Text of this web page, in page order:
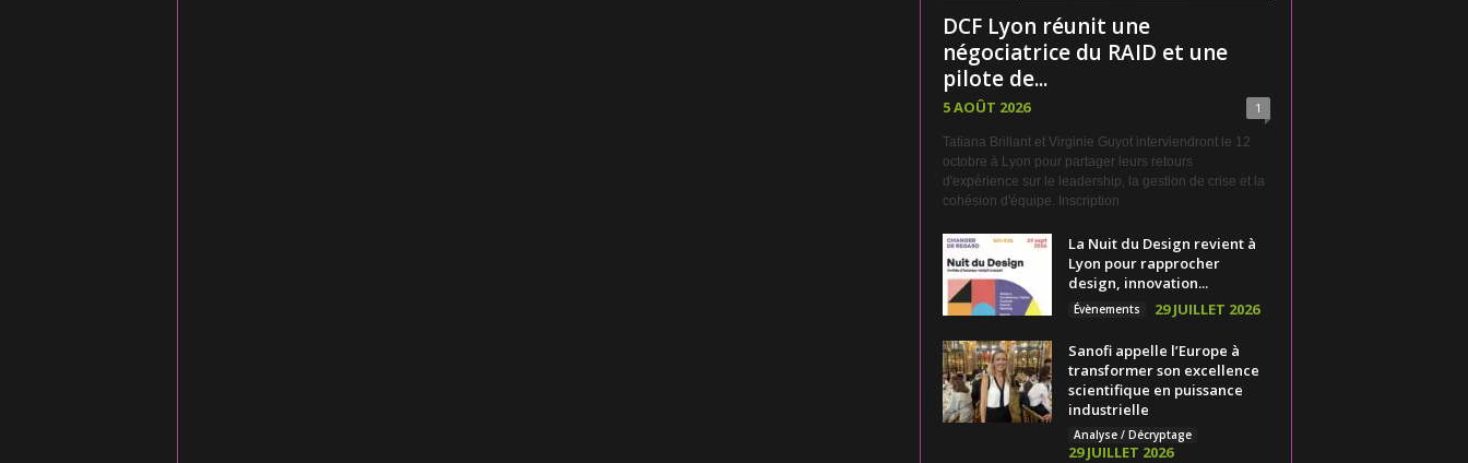
DCF Lyon réunit une
négociatrice du RAID et une
pilote de...
5 AOÛT 2026 1
Tatiana Brillant et Virginie Guyot interviendront le 12
octobre à Lyon pour partager leurs retours
d'expérience sur le leadership, la gestion de crise et la
cohésion d'équipe. Inscription
La Nuit du Design revient à
Lyon pour rapprocher
design, innovation...
Évènements 29 JUILLET 2026
Sanofi appelle l’Europe à
transformer son excellence
scientifique en puissance
industrielle
Analyse / Décryptage
29 JUILLET 2026